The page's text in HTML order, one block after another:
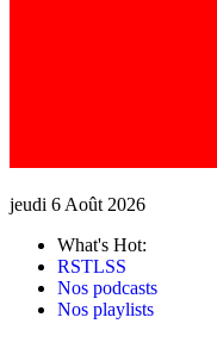
jeudi 6 Août 2026
What's Hot:
RSTLSS
Nos podcasts
Nos playlists